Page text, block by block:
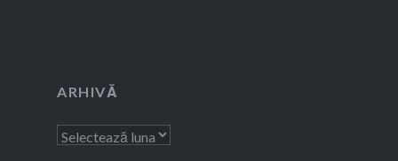
ARHIVĂ
Arhivă